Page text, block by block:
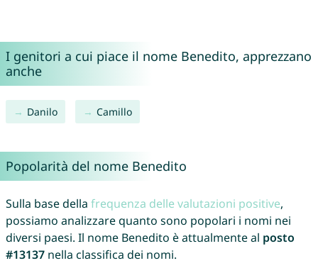
I genitori a cui piace il nome Benedito, apprezzano
anche
Danilo Camillo
Popolarità del nome Benedito
Sulla base della frequenza delle valutazioni positive,
possiamo analizzare quanto sono popolari i nomi nei
diversi paesi. Il nome Benedito è attualmente al posto
#13137nella classifica dei nomi.